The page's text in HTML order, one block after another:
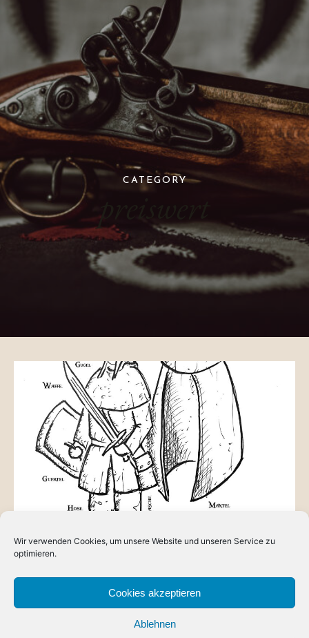
Wir verwenden Cookies, um unsere Website und unseren Service zu
optimieren.
Cookies akzeptieren
Ablehnen
CATEGORY
preiswert
ANLEITUNGEN
Die Grundausstattung eines Orktrutzers
… oder einer Orktrutzerin. Da bei uns in Dorlónien
Gleichberechtigung herrscht und eine Frau genau die selben